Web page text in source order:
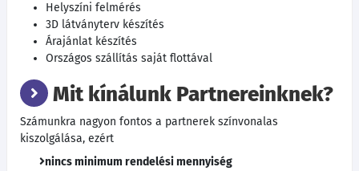
Helyszíni felmérés
3D látványterv készítés
Árajánlat készítés
Országos szállítás saját flottával
Mit kínálunk Partnereinknek?
Számunkra nagyon fontos a partnerek színvonalas
kiszolgálása, ezért
nincs minimum rendelési mennyiség